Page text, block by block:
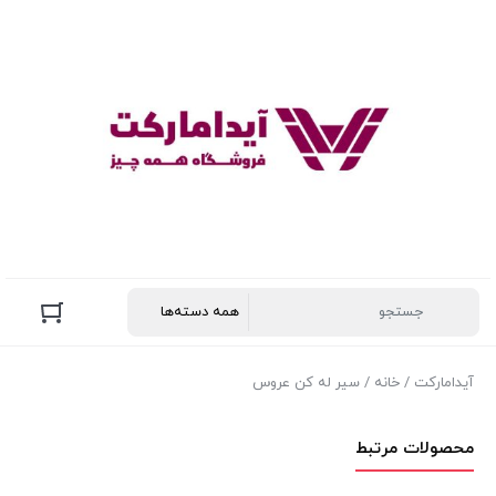
آیدامارکت / خانه / سیر له کن عروس
محصولات مرتبط